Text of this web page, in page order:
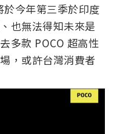
於今年第三季於印度
也無法得知未來是
多款 POCO 超高性
，或許台灣消費者